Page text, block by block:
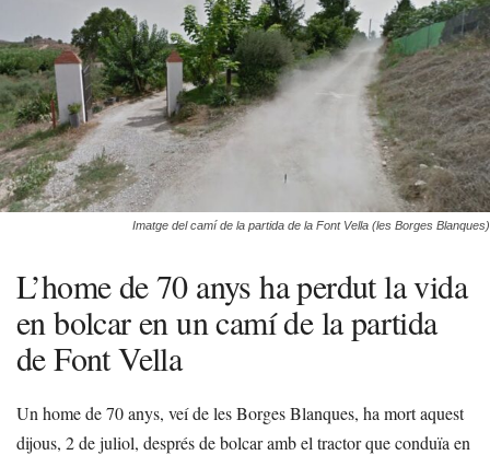
Imatge del camí de la partida de la Font Vella (les Borges Blanques)
L’home de 70 anys ha perdut la vida
en bolcar en un camí de la partida
de Font Vella
Un home de 70 anys, veí de les Borges Blanques, ha mort aquest
dijous, 2 de juliol, després de bolcar amb el tractor que conduïa en